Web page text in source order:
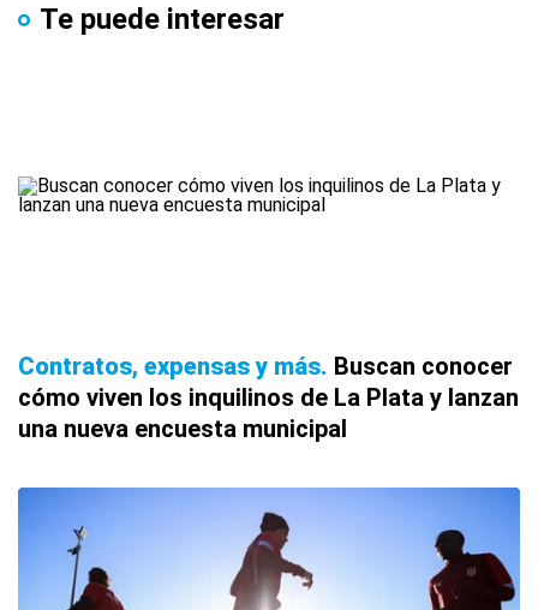
Te puede interesar
Contratos, expensas y más Buscan conocer
cómo viven los inquilinos de La Plata y lanzan
una nueva encuesta municipal